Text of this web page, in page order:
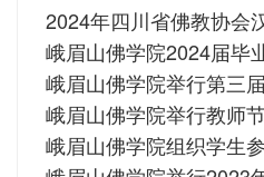
峨眉山佛学院2024届毕
峨眉山佛学院举行第三
峨眉山佛学院举行教师